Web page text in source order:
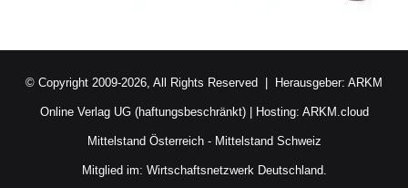
© Copyright 2009-2026, All Rights Reserved | Herausgeber: ARKM
Online Verlag UG (haftungsbeschränkt)| Hosting: ARKM.cloud
Mittelstand Österreich- Mittelstand Schweiz
Mitglied im: Wirtschaftsnetzwerk Deutschland.